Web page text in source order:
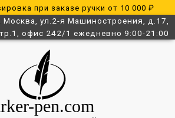
при заказе ручки от 10 000 ₽
Москва, ул.2-я Машиностроения, д.17,
офис 242/1 ежедневно 9:00-21:00